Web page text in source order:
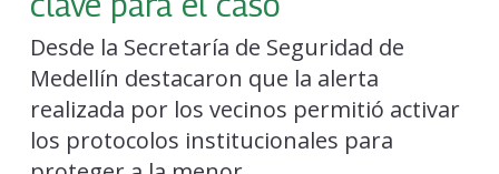
Desde la Secretaría de Seguridad de
Medellín destacaron que la alerta
realizada por los vecinos permitió activar
los protocolos institucionales para